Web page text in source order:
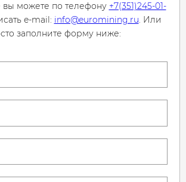
можете по телефону +7(351)245-01-
e-mail: info@euromining.ru. Или
заполните форму ниже: